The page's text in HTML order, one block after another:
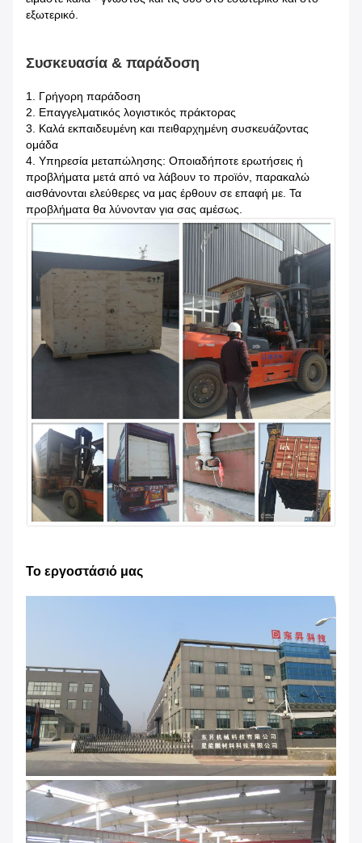
εξωτερικό.
Συσκευασία & παράδοση
1. Γρήγορη παράδοση
2. Επαγγελματικός λογιστικός πράκτορας
3. Καλά εκπαιδευμένη και πειθαρχημένη συσκευάζοντας
ομάδα
4. Υπηρεσία μεταπώλησης: Οποιαδήποτε ερωτήσεις ή
προβλήματα μετά από να λάβουν το προϊόν, παρακαλώ
αισθάνονται ελεύθερες να μας έρθουν σε επαφή με. Τα
προβλήματα θα λύνονταν για σας αμέσως.
Το εργοστάσιό μας